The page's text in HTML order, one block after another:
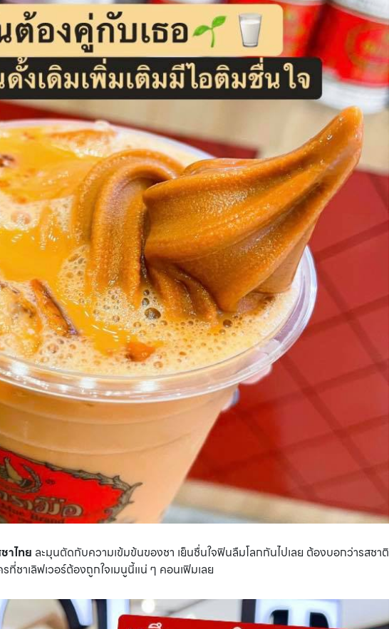
าไทย ละมุนตัดกับความเข้มข้นของชา เย็นชื่นใจฟินลืมโลกกันไปเลย ต้องบอกว่ารสชาติ
ชาเลิฟเวอร์ต้องถูกใจเมนูนี้แน่ ๆ คอนเฟิมเลย